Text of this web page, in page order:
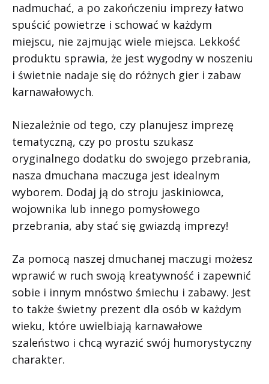
nadmuchać, a po zakończeniu imprezy łatwo
spuścić powietrze i schować w każdym
miejscu, nie zajmując wiele miejsca. Lekkość
produktu sprawia, że jest wygodny w noszeniu
i świetnie nadaje się do różnych gier i zabaw
karnawałowych.
Niezależnie od tego, czy planujesz imprezę
tematyczną, czy po prostu szukasz
oryginalnego dodatku do swojego przebrania,
nasza dmuchana maczuga jest idealnym
wyborem. Dodaj ją do stroju jaskiniowca,
wojownika lub innego pomysłowego
przebrania, aby stać się gwiazdą imprezy!
Za pomocą naszej dmuchanej maczugi możesz
wprawić w ruch swoją kreatywność i zapewnić
sobie i innym mnóstwo śmiechu i zabawy. Jest
to także świetny prezent dla osób w każdym
wieku, które uwielbiają karnawałowe
szaleństwo i chcą wyrazić swój humorystyczny
charakter.